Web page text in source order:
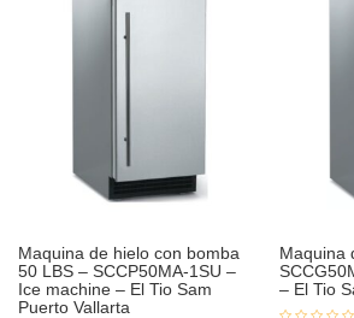
Maquina de hielo con bomba
50 LBS – SCCP50MA-1SU –
Ice machine – El Tio Sam
Puerto Vallarta
Maquina
– El Tio